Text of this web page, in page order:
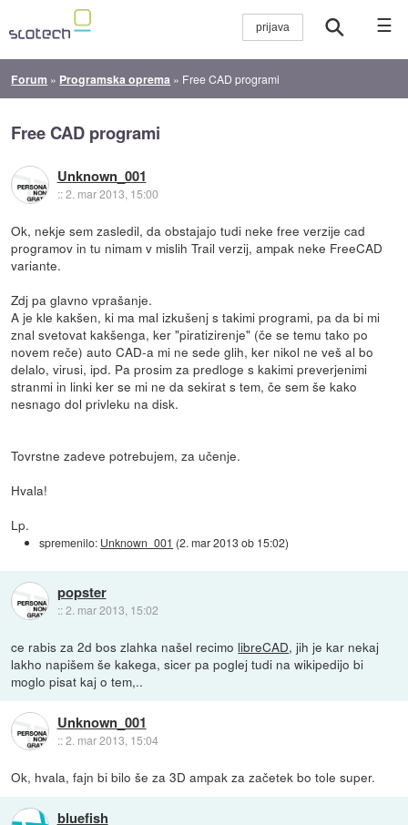
☰
Forum » Programska oprema » Free CAD programi
Free CAD programi
Unknown_001
::2. mar 2013, 15:00
Ok, nekje sem zasledil, da obstajajo tudi neke free verzije cad
programov in tu nimam v mislih Trail verzij, ampak neke FreeCAD
variante.
Zdj pa glavno vprašanje.
A je kle kakšen, ki ma mal izkušenj s takimi programi, pa da bi mi
znal svetovat kakšenga, ker "piratizirenje" (če se temu tako po
novem reče) auto CAD-a mi ne sede glih, ker nikol ne veš al bo
delalo, virusi, ipd. Pa prosim za predloge s kakimi preverjenimi
stranmi in linki ker se mi ne da sekirat s tem, če sem še kako
nesnago dol privleku na disk.
Tovrstne zadeve potrebujem, za učenje.
Hvala!
Lp.
spremenilo: Unknown_001 (2. mar 2013 ob 15:02)
popster
::2. mar 2013, 15:02
ce rabis za 2d bos zlahka našel recimo libreCAD, jih je kar nekaj
lakho napišem še kakega, sicer pa poglej tudi na wikipedijo bi
moglo pisat kaj o tem,..
Unknown_001
::2. mar 2013, 15:04
Ok, hvala, fajn bi bilo še za 3D ampak za začetek bo tole super.
bluefish